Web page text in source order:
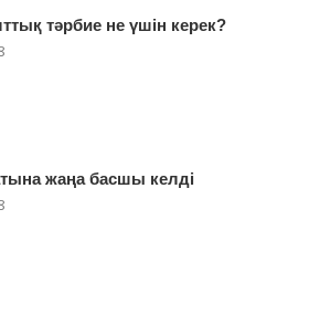
тәрбие не үшін керек?
жаңа басшы келді